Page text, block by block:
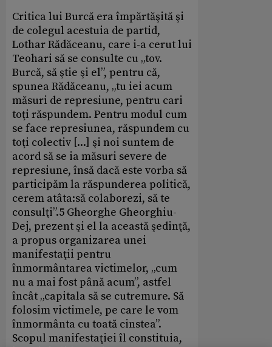
Critica lui Burcă era împărtăşită şi
de colegul acestuia de partid,
Lothar Rădăceanu, care i-a cerut lui
Teohari să se consulte cu „tov.
Burcă, să ştie şi el”, pentru că,
spunea Rădăceanu, „tu iei acum
măsuri de represiune, pentru cari
toţi răspundem. Pentru modul cum
se face represiunea, răspundem cu
toţi colectiv [...] şi noi suntem de
acord să se ia măsuri severe de
represiune, însă dacă este vorba să
participăm la răspunderea politică,
cerem atâta:să colaborezi, să te
consulţi”.5 Gheorghe Gheorghiu-
Dej, prezent şi el la această şedinţă,
a propus organizarea unei
manifestaţii pentru
înmormântarea victimelor, „cum
nu a mai fost până acum”, astfel
încât „capitala să se cutremure. Să
folosim victimele, pe care le vom
înmormânta cu toată cinstea”.
Scopul manifestaţiei îl constituia,